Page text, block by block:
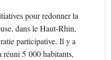
pour redonner la
dans le Haut-Rhin,
participative. Il y a
réuni 5 000 habitants,